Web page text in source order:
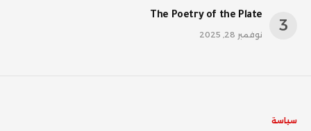
The Poetry of the Plate
نوفمبر 28, 2025
سياسة